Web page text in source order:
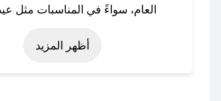
العام، سواءً في المناسبات مثل
الأضحى، الجمعة البيضاء (شهر
اليوم الوطني، يوم التأسيس، أو
أظهر المزيد